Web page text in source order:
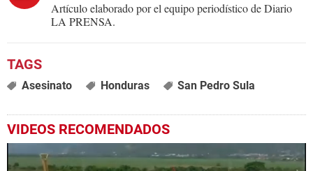
Artículo elaborado por el equipo periodístico de Diario
LA PRENSA.
Asesinato Honduras San Pedro Sula
VIDEOS RECOMENDADOS